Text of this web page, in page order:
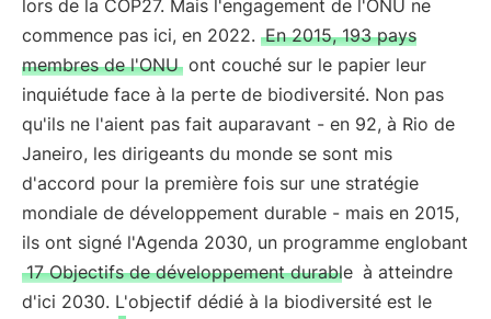
lors de la COP27. Mais l'engagement de l'ONU ne
commence pas ici, en 2022. En 2015, 193 pays
membres de l'ONU ont couché sur le papier leur
inquiétude face à la perte de biodiversité. Non pas
qu'ils ne l'aient pas fait auparavant - en 92, à Rio de
Janeiro, les dirigeants du monde se sont mis
d'accord pour la première fois sur une stratégie
mondiale de développement durable - mais en 2015,
ils ont signé l'Agenda 2030, un programme englobant
17 Objectifs de développement durable à atteindre
d'ici 2030. L'objectif dédié à la biodiversité est le